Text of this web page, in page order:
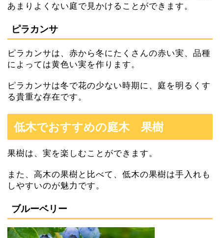
あまりよくない庭で見かけることができます。
ピラカンサ
ピラカンサは、赤から冬にたくさんの赤い実、品種
によっては黄色い実を作ります。
ピラカンサは冬で花の少ない時期に、庭を明るくす
る貴重な存在です。
低木でおすすめの庭木 果樹
果樹は、実を楽しむことができます。
また、高木の果樹と比べて、低木の果樹は手入れも
しやすいのが魅力です。
ブルーベリー